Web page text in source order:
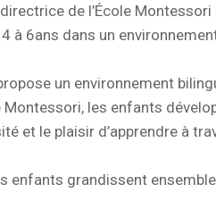
de l’École
à 6ans dans un
un environnement
les enfants
et le plaisir d’apprendre à
enfants grandissent